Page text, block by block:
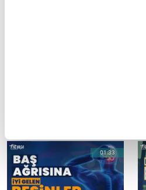
Uzmanından açıklama
01:33